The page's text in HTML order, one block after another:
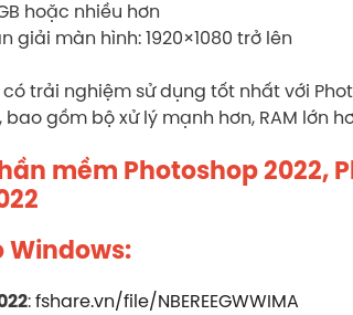
hoặc nhiều hơn
giải màn hình: 1920×1080 trở lên
có trải nghiệm sử dụng tốt nhất với
bao gồm bộ xử lý mạnh hơn, RAM lớn
mềm Photoshop 2022,
Windows:
:fshare.vn/file/NBEREEGWWIMA